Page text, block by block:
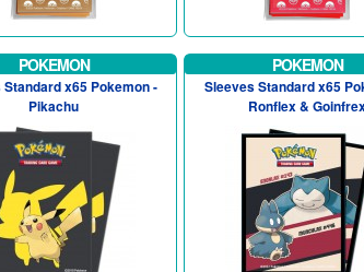
POKEMON
x65 Pokemon -
Pikachu
POKEMON
Sleeves Standard x65
Ronflex &